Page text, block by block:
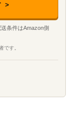
条件はAmazon側
です。